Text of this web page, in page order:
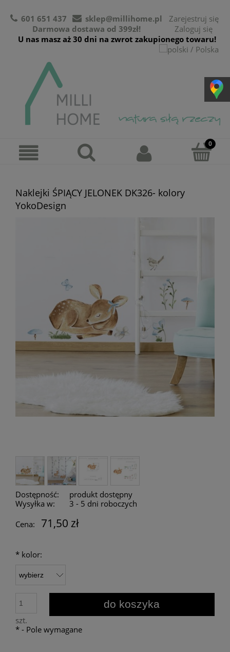
601 651 437
sklep@millihome.pl
Darmowa dostawa od 399zł!
U nas masz aż 30 dni na zwrot zakupionego towaru!
Zarejestruj się
Zaloguj się
Naklejki ŚPIĄCY JELONEK DK326- kolory
YokoDesign
Dostępność:
produkt dostępny
Wysyłka w:
3 - 5 dni roboczych
Cena:
71,50 zł
* kolor:
szt.
do koszyka
* - Pole wymagane